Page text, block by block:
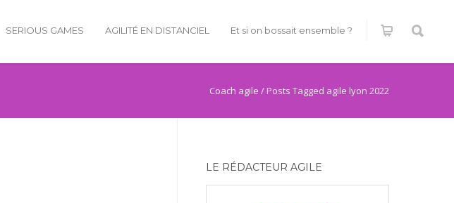
SERIOUS GAMES AGILITÉ EN DISTANCIEL Et si on bossait ensemble ?
Coach agile /Posts Tagged agile lyon 2022
LE RÉDACTEUR AGILE